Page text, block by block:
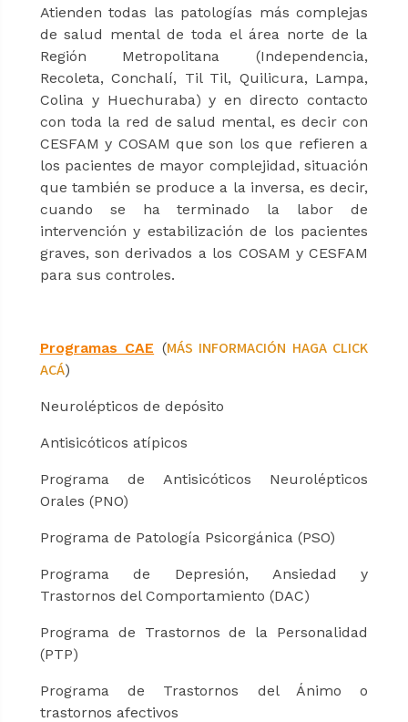
Atienden todas las patologías más complejas
de salud mental de toda el área norte de la
Región Metropolitana (Independencia,
Recoleta, Conchalí, Til Til, Quilicura, Lampa,
Colina y Huechuraba) y en directo contacto
con toda la red de salud mental, es decir con
CESFAM y COSAM que son los que refieren a
los pacientes de mayor complejidad, situación
que también se produce a la inversa, es decir,
cuando se ha terminado la labor de
intervención y estabilización de los pacientes
graves, son derivados a los COSAM y CESFAM
para sus controles.
Programas CAE (MÁS INFORMACIÓN HAGA CLICK
ACÁ)
Neurolépticos de depósito
Antisicóticos atípicos
Programa de Antisicóticos Neurolépticos
Orales (PNO)
Programa de Patología Psicorgánica (PSO)
Programa de Depresión, Ansiedad y
Trastornos del Comportamiento (DAC)
Programa de Trastornos de la Personalidad
(PTP)
Programa de Trastornos del Ánimo o
trastornos afectivos